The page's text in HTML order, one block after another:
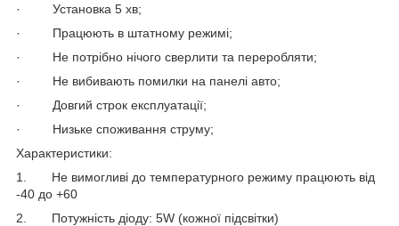
· Установка 5 хв;
· Працюють в штатному режимі;
· Не потрібно нічого сверлити та переробляти;
· Не вибивають помилки на панелі авто;
· Довгий строк експлуатації;
· Низьке споживання струму;
Характеристики:
1. Не вимогливі до температурного режиму працюють від
-40 до +60
2. Потужність діоду: 5W (кожної підсвітки)